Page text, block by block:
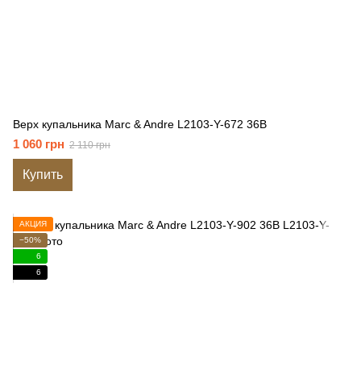
Верх купальника Marc & Andre L2103-Y-672 36B
1 060 грн 2 110 грн
Купить
АКЦИЯ
−50%
6
6